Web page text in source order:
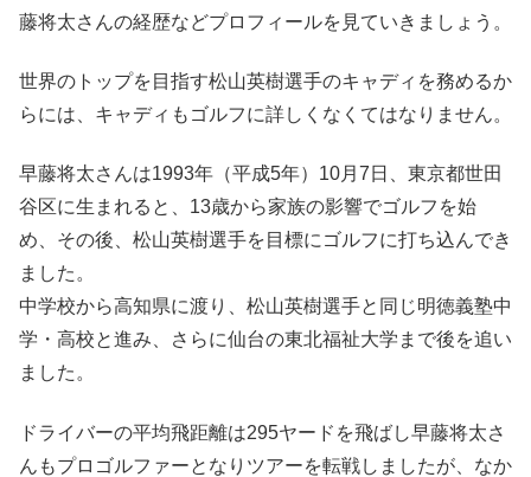
藤将太さんの経歴などプロフィールを見ていきましょう。
世界のトップを目指す松山英樹選手のキャディを務めるか
らには、キャディもゴルフに詳しくなくてはなりません。
早藤将太さんは1993年（平成5年）10月7日、東京都世田
谷区に生まれると、13歳から家族の影響でゴルフを始
め、その後、松山英樹選手を目標にゴルフに打ち込んでき
ました。
中学校から高知県に渡り、松山英樹選手と同じ明徳義塾中
学・高校と進み、さらに仙台の東北福祉大学まで後を追い
ました。
ドライバーの平均飛距離は295ヤードを飛ばし早藤将太さ
んもプロゴルファーとなりツアーを転戦しましたが、なか